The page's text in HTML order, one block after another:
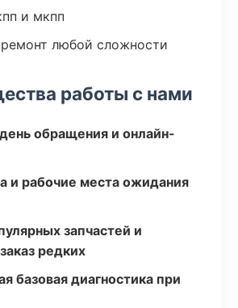
и мкпп
любой сложности
работы с нами
обращения и онлайн-
и рабочие места ожидания
запчастей и
редких
базовая диагностика при